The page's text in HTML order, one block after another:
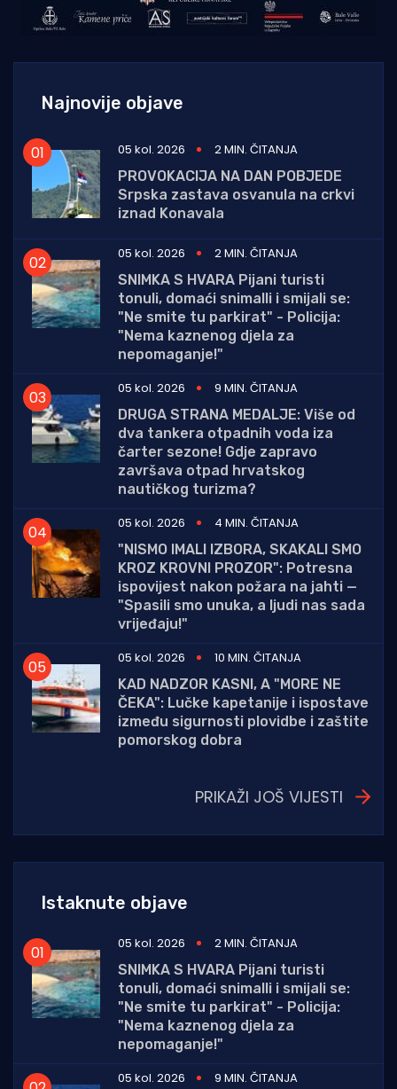
Najnovije objave
05 kol. 2026
2 MIN. ČITANJA
PROVOKACIJA NA DAN POBJEDE
Srpska zastava osvanula na crkvi
iznad Konavala
05 kol. 2026
2 MIN. ČITANJA
SNIMKA S HVARA Pijani turisti
tonuli, domaći snimalli i smijali se:
"Ne smite tu parkirat" - Policija:
"Nema kaznenog djela za
nepomaganje!"
05 kol. 2026
9 MIN. ČITANJA
DRUGA STRANA MEDALJE: Više od
dva tankera otpadnih voda iza
čarter sezone! Gdje zapravo
završava otpad hrvatskog
nautičkog turizma?
05 kol. 2026
4 MIN. ČITANJA
"NISMO IMALI IZBORA, SKAKALI SMO
KROZ KROVNI PROZOR": Potresna
ispovijest nakon požara na jahti —
"Spasili smo unuka, a ljudi nas sada
vrijeđaju!"
05 kol. 2026
10 MIN. ČITANJA
KAD NADZOR KASNI, A "MORE NE
ČEKA": Lučke kapetanije i ispostave
između sigurnosti plovidbe i zaštite
pomorskog dobra
PRIKAŽI JOŠ VIJESTI
Istaknute objave
05 kol. 2026
2 MIN. ČITANJA
SNIMKA S HVARA Pijani turisti
tonuli, domaći snimalli i smijali se:
"Ne smite tu parkirat" - Policija:
"Nema kaznenog djela za
nepomaganje!"
05 kol. 2026
9 MIN. ČITANJA